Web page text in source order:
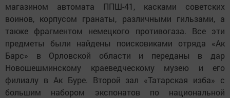
магазином автомата ППШ-41, касками советских
воинов, корпусом гранаты, различными гильзами, а
также фрагментом немецкого противогаза. Все эти
предметы были найдены поисковиками отряда «Ак
Барс» в Орловской области и переданы в дар
Новошешминскому краеведческому музею и его
филиалу в Ак Буре. Второй зал «Татарская изба» с
большим набором экспонатов по национальной